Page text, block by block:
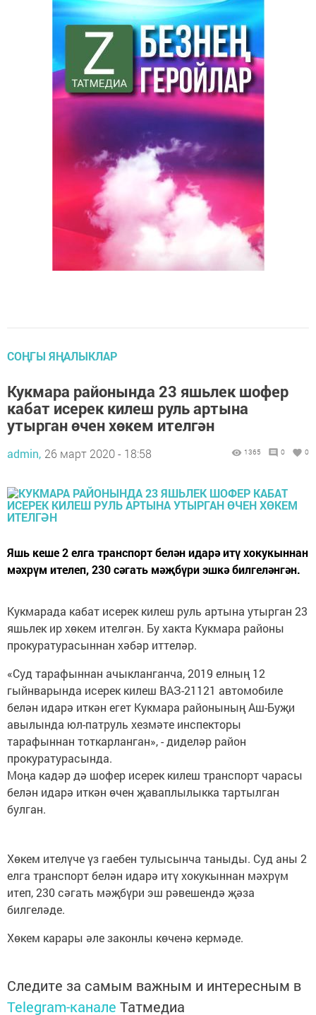
СОҢГЫ ЯҢАЛЫКЛАР
Кукмара районында 23 яшьлек шофер
кабат исерек килеш руль артына
утырган өчен хөкем ителгән
admin, 26 март 2020 - 18:58 1365 0 0
Яшь кеше 2 елга транспорт белән идарә итү хокукыннан
мәхрүм ителеп, 230 сәгать мәҗбүри эшкә билгеләнгән.
Кукмарада кабат исерек килеш руль артына утырган 23
яшьлек ир хөкем ителгән. Бу хакта Кукмара районы
прокуратурасыннан хәбәр иттеләр.
«Суд тарафыннан ачыкланганча, 2019 елның 12
гыйнварында исерек килеш ВАЗ-21121 автомобиле
белән идарә иткән егет Кукмара районының Аш-Буҗи
авылында юл-патруль хезмәте инспекторы
тарафыннан тоткарланган», - диделәр район
прокуратурасында.
Моңа кадәр дә шофер исерек килеш транспорт чарасы
белән идарә иткән өчен җаваплылыкка тартылган
булган.
Хөкем ителүче үз гаебен тулысынча таныды. Суд аны 2
елга транспорт белән идарә итү хокукыннан мәхрүм
итеп, 230 сәгать мәҗбүри эш рәвешендә җәза
билгеләде.
Хөкем карары әле законлы көченә кермәде.
Следите за самым важным и интересным в
Telegram-канале Татмедиа